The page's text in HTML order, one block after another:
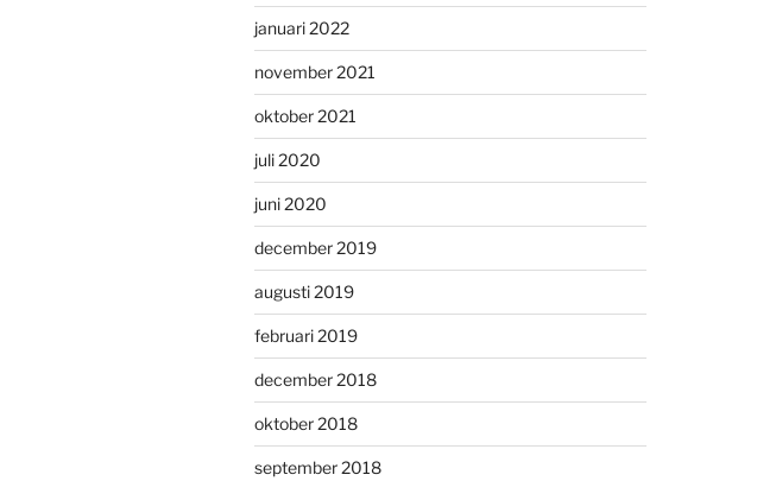
januari 2022
november 2021
oktober 2021
juli 2020
juni 2020
december 2019
augusti 2019
februari 2019
december 2018
oktober 2018
september 2018